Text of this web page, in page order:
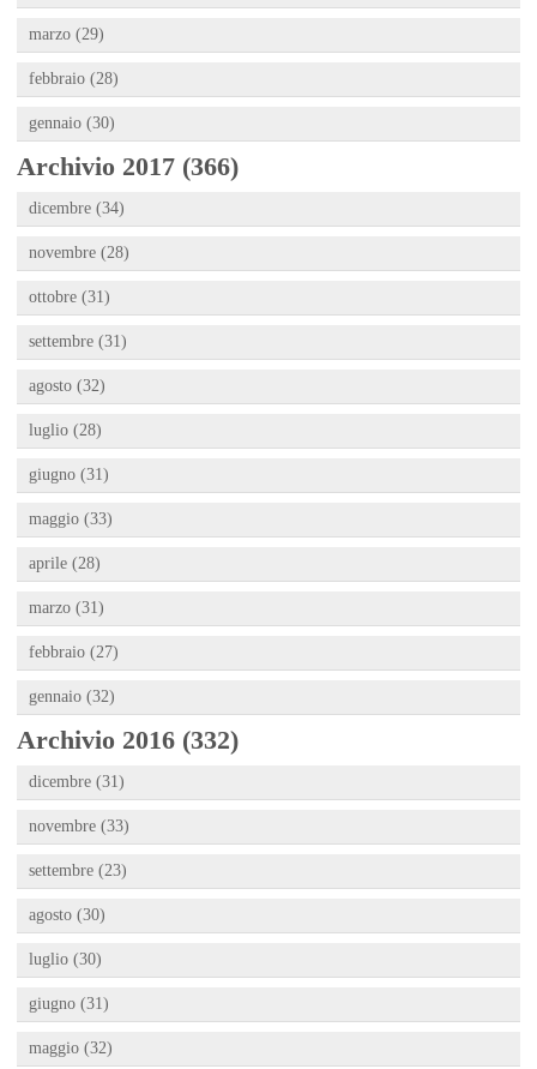
marzo (29)
febbraio (28)
gennaio (30)
Archivio 2017 (366)
dicembre (34)
novembre (28)
ottobre (31)
settembre (31)
agosto (32)
luglio (28)
giugno (31)
maggio (33)
aprile (28)
marzo (31)
febbraio (27)
gennaio (32)
Archivio 2016 (332)
dicembre (31)
novembre (33)
settembre (23)
agosto (30)
luglio (30)
giugno (31)
maggio (32)